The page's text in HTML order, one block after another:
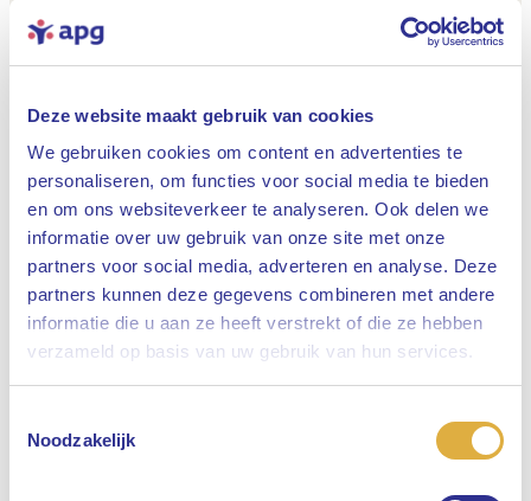
Deze website maakt gebruik van cookies
We gebruiken cookies om content en advertenties te
personaliseren, om functies voor social media te bieden
en om ons websiteverkeer te analyseren. Ook delen we
informatie over uw gebruik van onze site met onze
partners voor social media, adverteren en analyse. Deze
partners kunnen deze gegevens combineren met andere
informatie die u aan ze heeft verstrekt of die ze hebben
verzameld op basis van uw gebruik van hun services.
Noodzakelijk
Sluiten